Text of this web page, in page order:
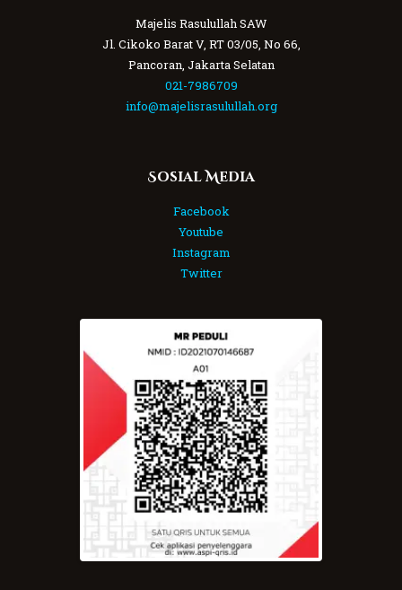
Majelis Rasulullah SAW
Jl. Cikoko Barat V, RT 03/05, No 66,
Pancoran, Jakarta Selatan
021-7986709
info@majelisrasulullah.org
Sosial Media
Facebook
Youtube
Instagram
Twitter